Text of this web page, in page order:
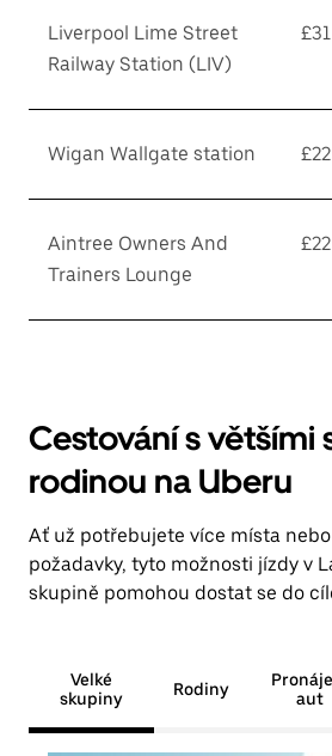
Liverpool Lime Street
Railway Station (LIV)
£31
Wigan Wallgate station £22
Aintree Owners And
Trainers Lounge
£22
Cestování s většími
rodinou na Uberu
Ať už potřebujete více místa
požadavky, tyto možnosti jízdy v
skupině pomohou dostat se do
Velké
skupiny
Rodiny
aut